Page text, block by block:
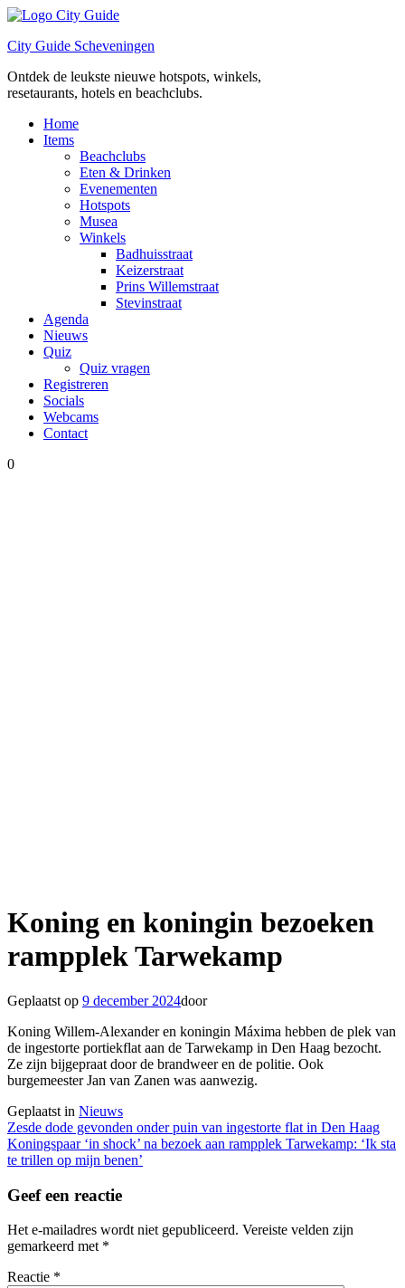
Ga
de
City Guide Scheveningen
Ontdek de leukste nieuwe hotspots, winkels,
resetaurants, hotels en beachclubs.
Home
Items
Beachclubs
Eten & Drinken
Evenementen
Hotspots
Musea
Winkels
Badhuisstraat
Keizerstraat
Prins Willemstraat
Stevinstraat
Agenda
Nieuws
Quiz
Quiz vragen
Registreren
Socials
Webcams
Contact
0
Koning en koningin bezoeken
rampplek Tarwekamp
Geplaatst op 9 december 2024door
Koning Willem-Alexander en koningin Máxima hebben de plek van
de ingestorte portiekflat aan de Tarwekamp in Den Haag bezocht.
Ze zijn bijgepraat door de brandweer en de politie. Ook
burgemeester Jan van Zanen was aanwezig.
Geplaatst in Nieuws
Berichtnavigatie
Zesde dode gevonden onder puin van ingestorte flat in Den Haag
Koningspaar ‘in shock’ na bezoek aan rampplek Tarwekamp: ‘Ik sta
te trillen op mijn benen’
Geef een reactie
Het e-mailadres wordt niet gepubliceerd. Vereiste velden zijn
gemarkeerd met *
Reactie *